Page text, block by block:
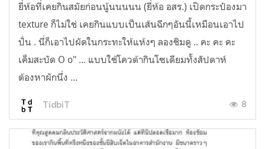
ยี่ห้อที่เคยกินสมัยก่อนนู้นนนนน (ยี่ห้อ อสร.) เปิดกระป๋องมา
texture ก็ไม่ใช่ เคยกินแบบเป็นเส้นฉีกๆอันนี้เหมือนเอาไป
ปั่น . นี่ก็เอาไปผัดในกระทะให้แห้งๆ ลองชิมดู .. คะ คะ คะ
เค็มสะบัด O o" ... แบบใช้โควต้ากินโซเดียมทั้งสัปดาห์
ต้องหาผักนึ่ง ...
TidbiT 8